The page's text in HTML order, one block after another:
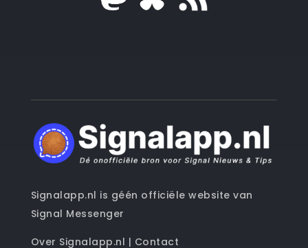
Signalapp.nl is géén officiële website van
Signal Messenger
Over Signalapp.nl | Contact